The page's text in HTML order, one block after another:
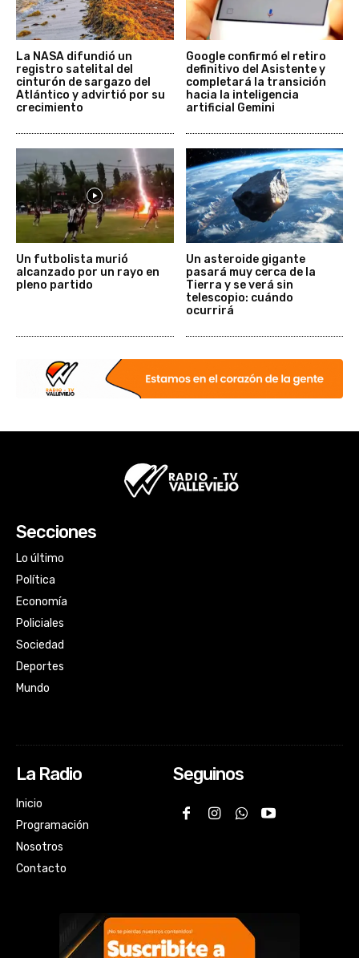
La NASA difundió un
registro satelital del
cinturón de sargazo del
Atlántico y advirtió por su
crecimiento
Google confirmó el retiro
definitivo del Asistente y
completará la transición
hacia la inteligencia
artificial Gemini
Un futbolista murió
alcanzado por un rayo en
pleno partido
Un asteroide gigante
pasará muy cerca de la
Tierra y se verá sin
telescopio: cuándo
ocurrirá
Secciones
Lo último
Política
Economía
Policiales
Sociedad
Deportes
Mundo
La Radio
Inicio
Programación
Nosotros
Contacto
Seguinos